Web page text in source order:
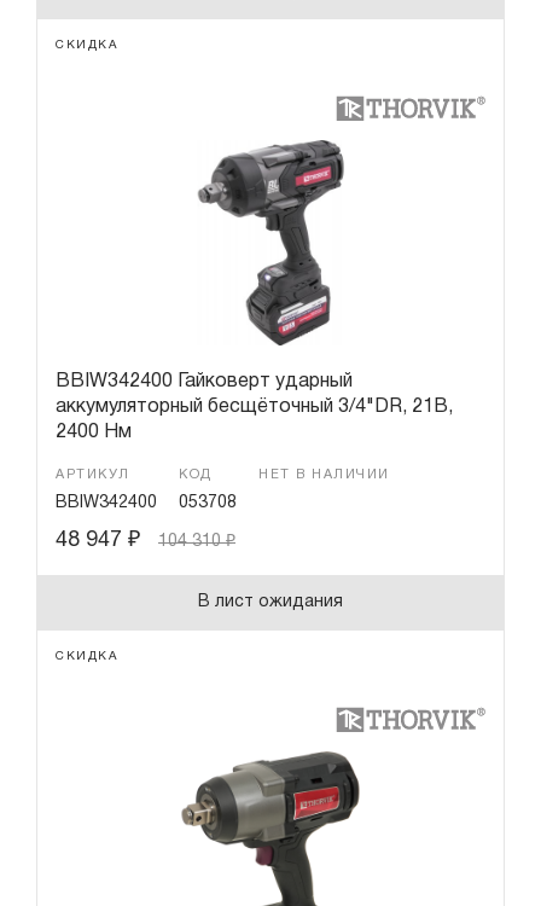
СКИДКА
BBIW342400 Гайковерт ударный
аккумуляторный бесщёточный 3/4"DR, 21В,
2400 Нм
АРТИКУЛ
BBIW342400
КОД
053708
НЕТ В НАЛИЧИИ
48 947 ₽ 104 310₽
В лист ожидания
СКИДКА